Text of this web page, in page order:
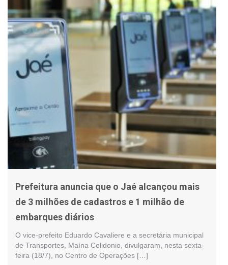
Prefeitura anuncia que o Jaé alcançou mais
de 3 milhões de cadastros e 1 milhão de
embarques diários
O vice-prefeito Eduardo Cavaliere e a secretária municipal
de Transportes, Maína Celidonio, divulgaram, nesta sexta-
feira (18/7), no Centro de Operações […]